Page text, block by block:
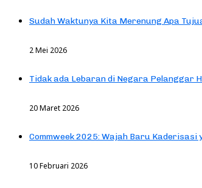
Sudah Waktunya Kita Merenung Apa
2 Mei 2026
Tidak ada Lebaran di Negara Pelanggar
20 Maret 2026
Commweek 2025: Wajah Baru Kaderisasi
10 Februari 2026